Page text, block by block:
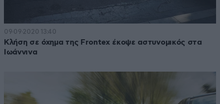
09·09·2020 13:40
Κλήση σε όχημα της Frontex έκοψε αστυνομικός στα
Ιωάννινα